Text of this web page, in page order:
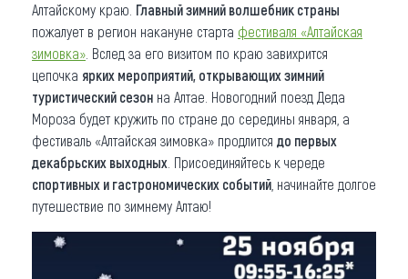
Алтайскому краю. Главный зимний волшебник страны
пожалует в регион накануне старта фестиваля «Алтайская
зимовка» . Вслед за его визитом по краю завихрится
цепочка ярких мероприятий, открывающих зимний
туристический сезон на Алтае. Новогодний поезд Деда
Мороза будет кружить по стране до середины января, а
фестиваль «Алтайская зимовка» продлится до первых
декабрьских выходных . Присоединяйтесь к череде
спортивных и гастрономических событий , начинайте долгое
путешествие по зимнему Алтаю!